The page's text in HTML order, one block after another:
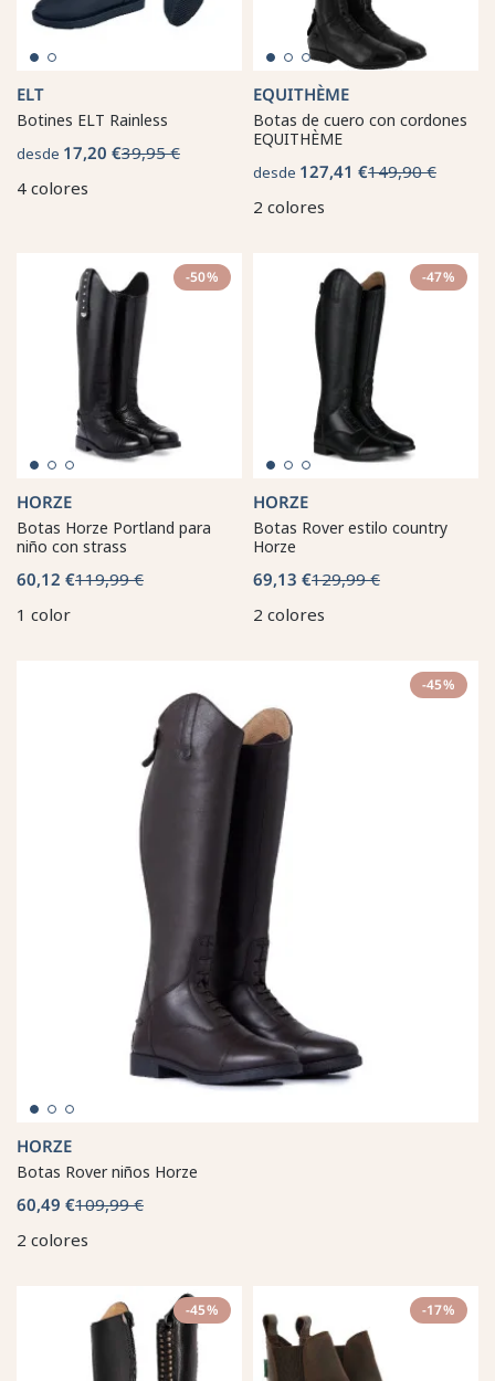
ELT
Botines ELT Rainless
desde 17,20 €39,95 €
4 colores
EQUITHÈME
Botas de cuero con cordones
EQUITHÈME
desde 127,41 €149,90 €
2 colores
-50%
HORZE
Botas Horze Portland para
niño con strass
60,12 €119,99 €
1 color
-47%
HORZE
Botas Rover estilo country
Horze
69,13 €129,99 €
2 colores
-45%
HORZE
Botas Rover niños Horze
60,49 €109,99 €
2 colores
-45% -17%